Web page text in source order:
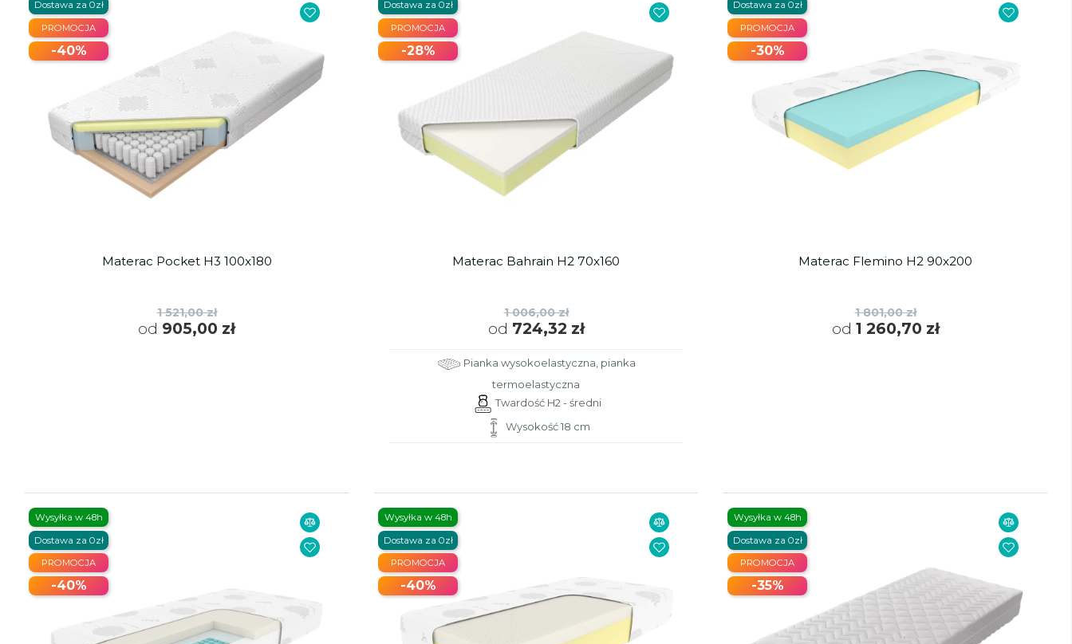
Materac Pocket H3 100x180
1 521,00 zł
od 905,00 zł
PROMOCJA
-40%
Dostawa za 0zł
Materac Bahrain H2 70x160
1 006,00 zł
od 724,32 zł
Pianka wysokoelastyczna, pianka
termoelastyczna
Twardość H2 - średni
Wysokość 18 cm
PROMOCJA
-28%
Dostawa za 0zł
Materac Flemino H2 90x200
1 801,00 zł
od 1 260,70 zł
PROMOCJA
-30%
Dostawa za 0zł
PROMOCJA
-40%
Wysyłka w 48h
Dostawa za 0zł
PROMOCJA
-40%
Wysyłka w 48h
Dostawa za 0zł
PROMOCJA
-35%
Wysyłka w 48h
Dostawa za 0zł